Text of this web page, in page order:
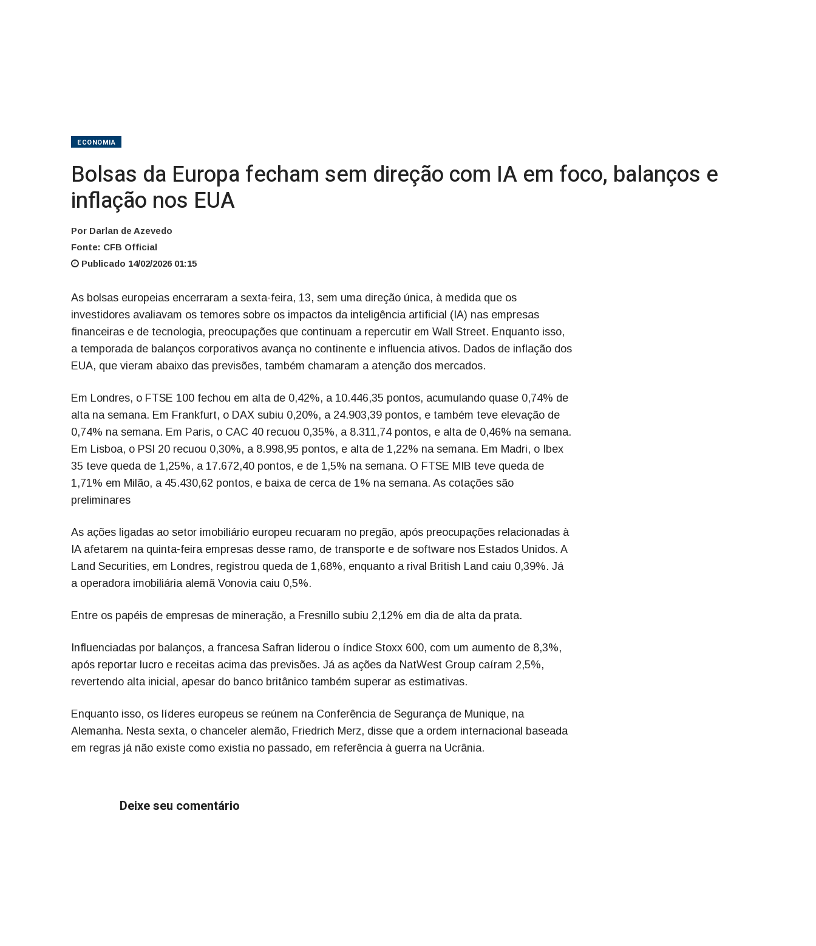
ECONOMIA
Bolsas da Europa fecham sem direção com IA em foco, balanços e
inflação nos EUA
Por Darlan de Azevedo
Fonte: CFB Official
Publicado 14/02/2026 01:15
As bolsas europeias encerraram a sexta-feira, 13, sem uma direção única, à medida que os
investidores avaliavam os temores sobre os impactos da inteligência artificial (IA) nas empresas
financeiras e de tecnologia, preocupações que continuam a repercutir em Wall Street. Enquanto isso,
a temporada de balanços corporativos avança no continente e influencia ativos. Dados de inflação dos
EUA, que vieram abaixo das previsões, também chamaram a atenção dos mercados.
Em Londres, o FTSE 100 fechou em alta de 0,42%, a 10.446,35 pontos, acumulando quase 0,74% de
alta na semana. Em Frankfurt, o DAX subiu 0,20%, a 24.903,39 pontos, e também teve elevação de
0,74% na semana. Em Paris, o CAC 40 recuou 0,35%, a 8.311,74 pontos, e alta de 0,46% na semana.
Em Lisboa, o PSI 20 recuou 0,30%, a 8.998,95 pontos, e alta de 1,22% na semana. Em Madri, o Ibex
35 teve queda de 1,25%, a 17.672,40 pontos, e de 1,5% na semana. O FTSE MIB teve queda de
1,71% em Milão, a 45.430,62 pontos, e baixa de cerca de 1% na semana. As cotações são
preliminares
As ações ligadas ao setor imobiliário europeu recuaram no pregão, após preocupações relacionadas à
IA afetarem na quinta-feira empresas desse ramo, de transporte e de software nos Estados Unidos. A
Land Securities, em Londres, registrou queda de 1,68%, enquanto a rival British Land caiu 0,39%. Já
a operadora imobiliária alemã Vonovia caiu 0,5%.
Entre os papéis de empresas de mineração, a Fresnillo subiu 2,12% em dia de alta da prata.
Influenciadas por balanços, a francesa Safran liderou o índice Stoxx 600, com um aumento de 8,3%,
após reportar lucro e receitas acima das previsões. Já as ações da NatWest Group caíram 2,5%,
revertendo alta inicial, apesar do banco britânico também superar as estimativas.
Enquanto isso, os líderes europeus se reúnem na Conferência de Segurança de Munique, na
Alemanha. Nesta sexta, o chanceler alemão, Friedrich Merz, disse que a ordem internacional baseada
em regras já não existe como existia no passado, em referência à guerra na Ucrânia.
Deixe seu comentário